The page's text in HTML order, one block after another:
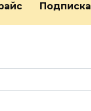
Подписка